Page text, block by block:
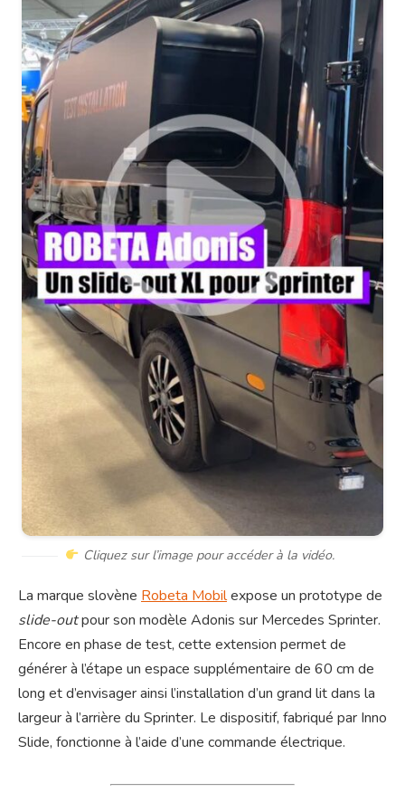
Cliquez sur l’image pour accéder à la vidéo.
La marque slovène Robeta Mobilexpose un prototype de
slide-outpour son modèle Adonis sur Mercedes Sprinter.
Encore en phase de test, cette extension permet de
générer à l’étape un espace supplémentaire de 60 cm de
long et d’envisager ainsi l’installation d’un grand lit dans la
largeur à l’arrière du Sprinter. Le dispositif, fabriqué par Inno
Slide, fonctionne à l’aide d’une commande électrique.